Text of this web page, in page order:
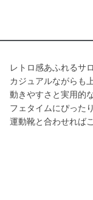
レトロ感あふれるサ
カジュアルながらも
動きやすさと実用的
フェタイムにぴったり
運動靴と合わせれば